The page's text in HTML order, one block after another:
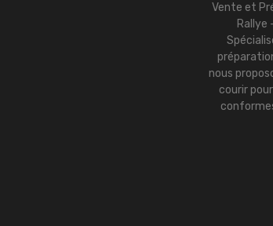
Vente et
Rallye
nous
courir